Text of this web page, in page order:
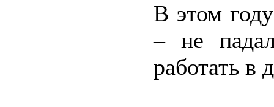
В этом
– не
работать в